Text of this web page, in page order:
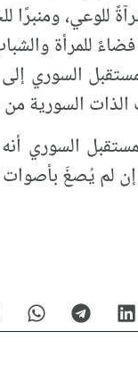
للوعي،
للمرأة
السوري
الذات السورية
السوري
لم يُصغَ بأصوات